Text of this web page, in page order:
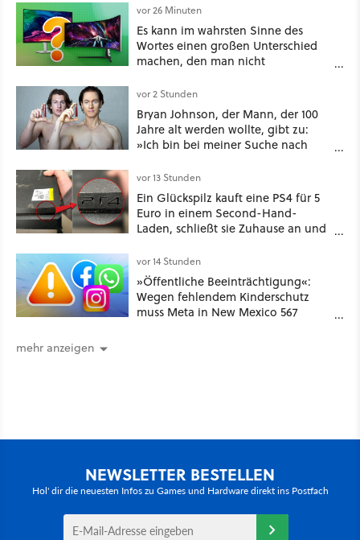
vor 26 Minuten
Es kann im wahrsten Sinne des
Wortes einen großen Unterschied
machen, den man nicht
Seitenverhältnis seid ihr unterwegs?
vor 2 Stunden
Bryan Johnson, der Mann, der 100
Jahre alt werden wollte, gibt zu:
»Ich bin bei meiner Suche nach
vor 13 Stunden
Ein Glückspilz kauft eine PS4 für 5
Euro in einem Second-Hand-
Laden, schließt sie Zuhause an und
funktionierende PlayStation [Best of
GameStar]
vor 14 Stunden
»Öffentliche Beeinträchtigung«:
Wegen fehlendem Kinderschutz
muss Meta in New Mexico 567
mehr anzeigen
NEWSLETTER BESTELLEN
Hol' dir die neuesten Infos zu Games und Hardware direkt ins Postfach